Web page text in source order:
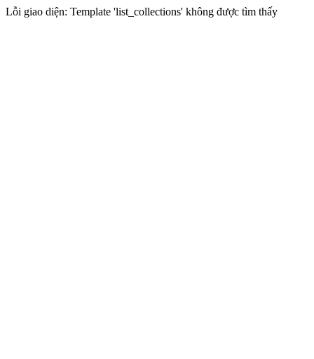
Lỗi giao diện: Template 'list_collections' không được tìm thấy